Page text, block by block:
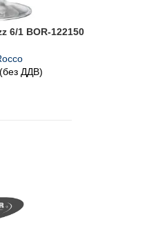
6/1 BOR-122150
(без ДДВ)